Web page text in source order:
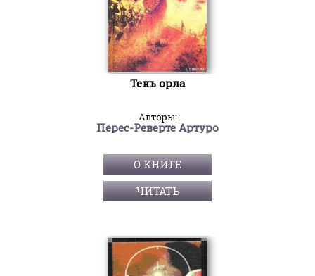
Тень орла
Авторы:
Перес-Реверте Артуро
О КНИГЕ
ЧИТАТЬ